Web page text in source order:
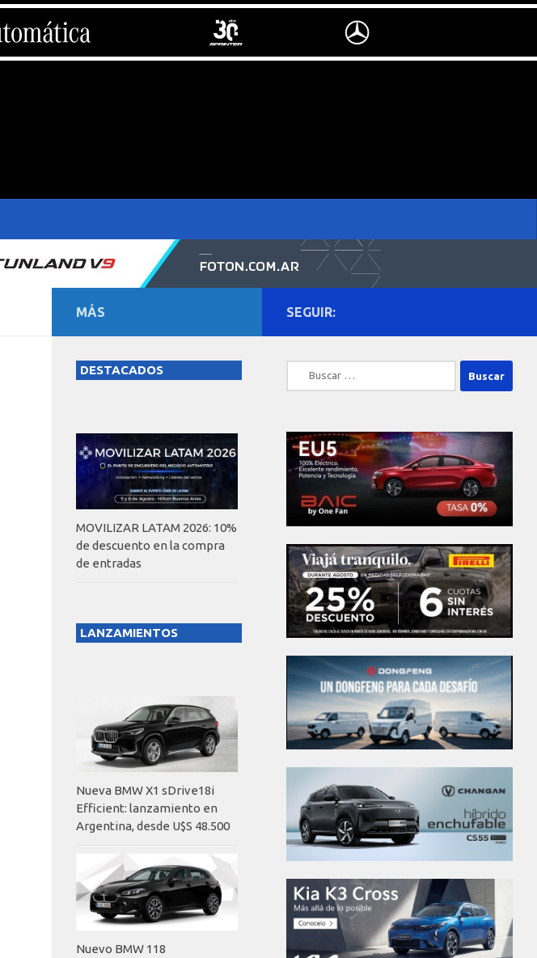
SEGUIR:
Buscar:
MÁS
DESTACADOS
MOVILIZAR LATAM 2026: 10%
de descuento en la compra
de entradas
LANZAMIENTOS
Nueva BMW X1 sDrive18i
Efficient: lanzamiento en
Argentina, desde U$S 48.500
Nuevo BMW 118